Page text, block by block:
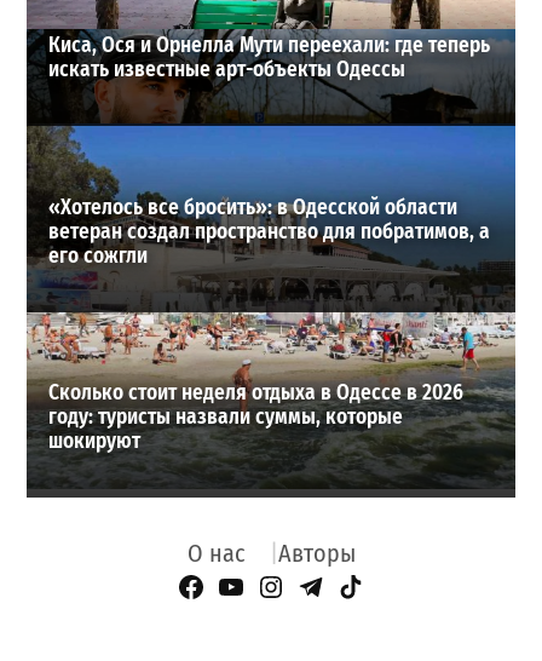
Киса, Ося и Орнелла Мути переехали: где теперь
искать известные арт-объекты Одессы
«Хотелось все бросить»: в Одесской области
ветеран создал пространство для побратимов, а
его сожгли
Сколько стоит неделя отдыха в Одессе в 2026
году: туристы назвали суммы, которые
шокируют
О нас Авторы
Facebook Page
YouTube
Instagram
Telegram
TikTok